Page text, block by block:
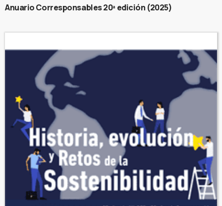
Anuario Corresponsables 20ª edición (2025)